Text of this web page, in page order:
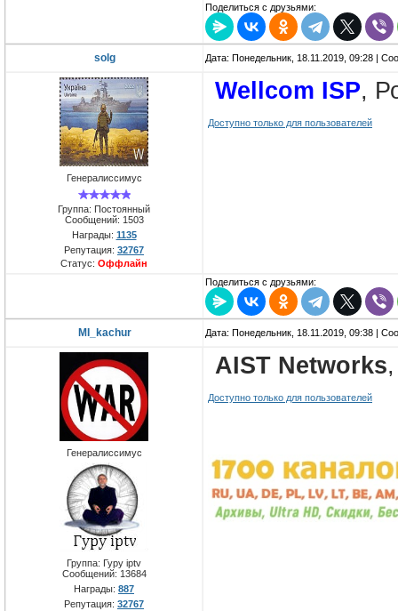
Поделиться с друзьями:
solg Дата: Понедельник, 18.11.2019, 09:28 |
Генералиссимус
Группа: Постоянный
Сообщений: 1503
Награды: 1135
Репутация: 32767
Статус: Оффлайн
Wellcom ISP,
Доступно только для пользователей
Поделиться с друзьями:
MI_kachur Дата: Понедельник, 18.11.2019, 09:38 |
Генералиссимус
Группа: Гуру iptv
Сообщений: 13684
Награды: 887
Репутация: 32767
AIST Networks
Доступно только для пользователей